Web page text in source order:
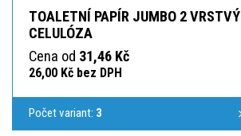
TOALETNÍ PAPÍR JUMBO 2 VRSTVÝ
CELULÓZA
Cena od 31,46 Kč
26,00 Kč bez DPH
Počet variant: 3